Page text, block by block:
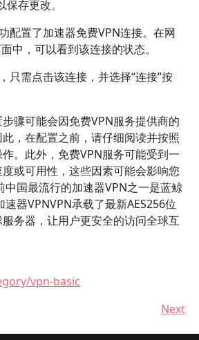
保存更改。
配置了加速器免费VPN连接。在网
中，可以看到该连接的状态。
只需点击该连接，并选择“连接”按
骤可能会因免费VPN服务提供商的
，在配置之前，请仔细阅读并按照
。此外，免费VPN服务可能受到一
或可用性，这些因素可能会影响您
中国最流行的加速器VPN之一是蓝鲸
速器VPNVPN承载了最新AES256位
务器，让用户更安全的访问全球互
vpn-basic
Next